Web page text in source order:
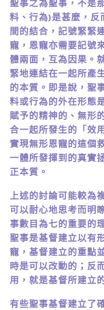
聖事之為聖事，不是
料、行為)是甚麼，
間的結合，記號緊緊
寵，恩寵亦需要記號
體兩面，互為因果。
緊地連結在一起所產
的本質。即是說，聖
料或行為的外在形態
賦予的精神的、無形
合一起所發生的「效
實現無形恩寵的這個
一體所發揮到的真實
正本質。
上述的討論可能較為
可以耐心地思考而明
事數目為七的重要的
聖事是基督建立以有
寵，基督建立的重點
時是可以改動的；反
用，就是基督所建立
有些聖事基督建立了